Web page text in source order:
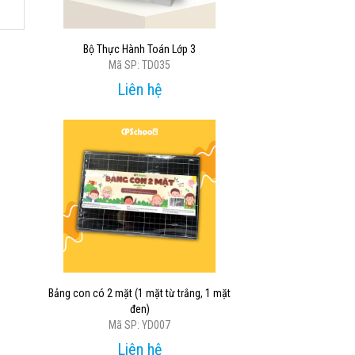
Bộ Thực Hành Toán Lớp 3
Mã SP: TD035
Liên hệ
Bảng con có 2 mặt (1 mặt từ trắng, 1 mặt
đen)
Mã SP: YD007
Liên hệ